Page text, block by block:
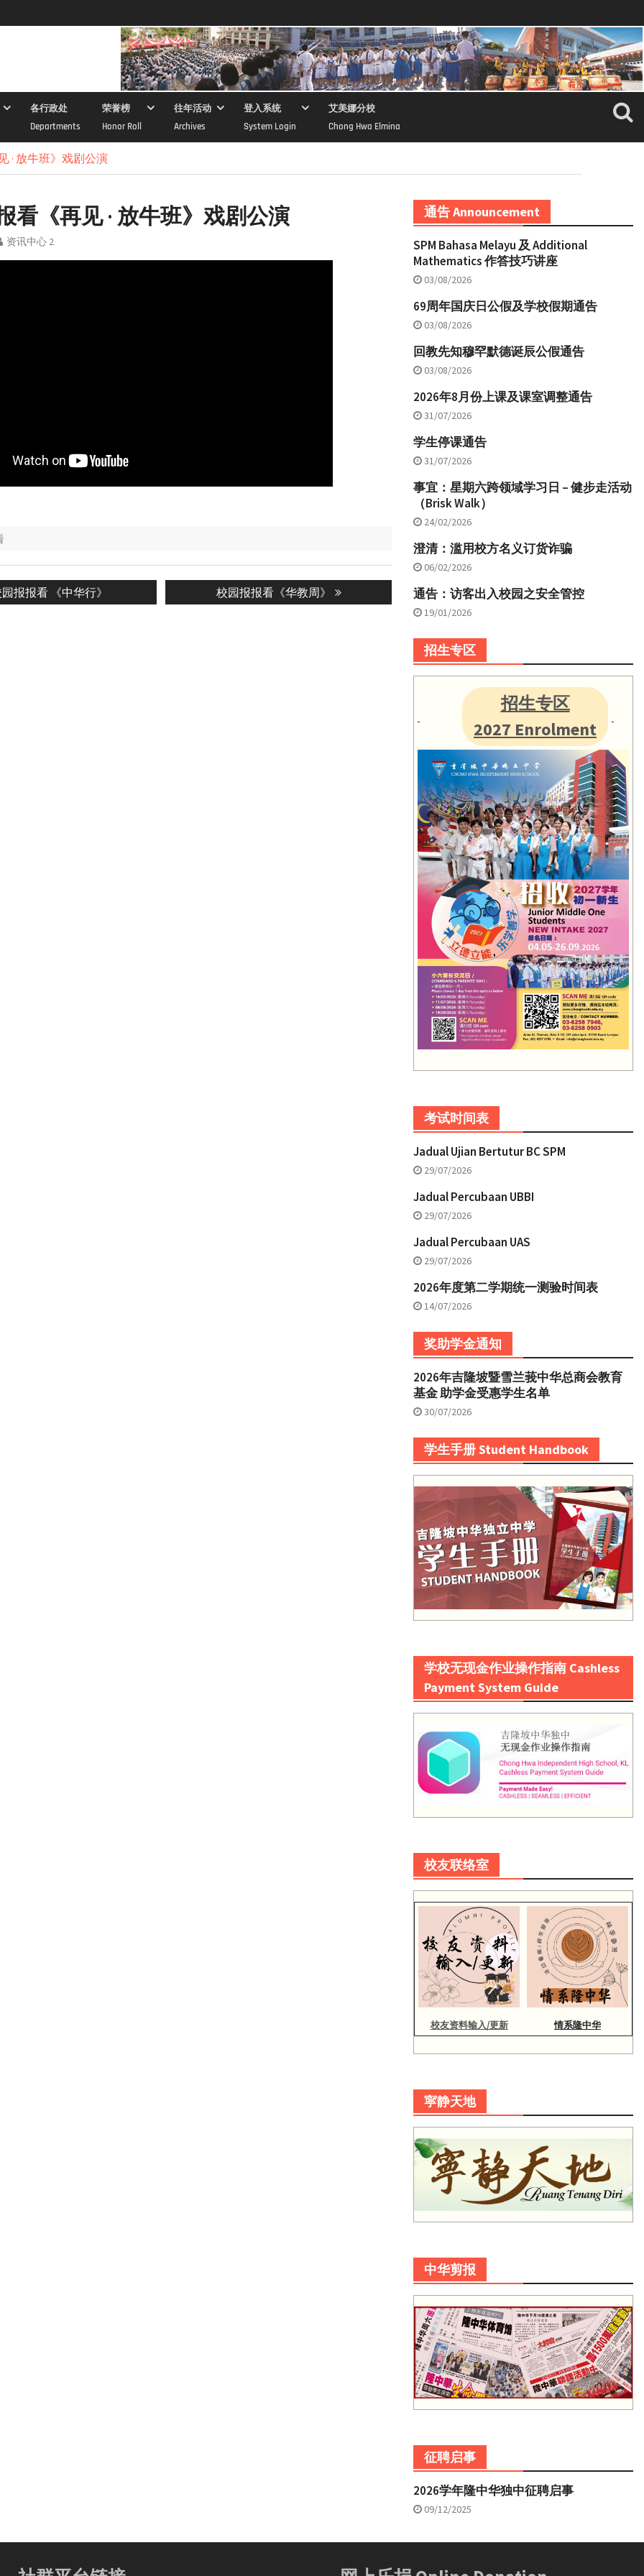
各行政处
Departments
荣誉榜
Honor Roll
往年活动
Archives
登入系统
System Login
艾美娜分校
Chong Hwa Elmina
· 放牛班》戏剧公演
看《再见 · 放牛班》戏剧公演
资讯中心 2
报报看 《中华行》
Next
post:
校园报报看《华教周》
通告 Announcement
SPM Bahasa Melayu 及 Additional
Mathematics 作答技巧讲座
03/08/2026
69周年国庆日公假及学校假期通告
03/08/2026
回教先知穆罕默德诞辰公假通告
03/08/2026
2026年8月份上课及课室调整通告
31/07/2026
学生停课通告
31/07/2026
事宜：星期六跨领域学习日 – 健步走活动
（Brisk Walk）
24/02/2026
澄清：滥用校方名义订货诈骗
06/02/2026
通告：访客出入校园之安全管控
19/01/2026
招生专区
招生专区
2027 Enrolment
考试时间表
Jadual Ujian Bertutur BC SPM
29/07/2026
Jadual Percubaan UBBI
29/07/2026
Jadual Percubaan UAS
29/07/2026
2026年度第二学期统一测验时间表
14/07/2026
奖助学金通知
2026年吉隆坡暨雪兰莪中华总商会教育
基金 助学金受惠学生名单
30/07/2026
学生手册 Student Handbook
学校无现金作业操作指南 Cashless
Payment System Guide
校友联络室
校友资料输入/更新 情系隆中华
寜静天地
中华剪报
征聘启事
2026学年隆中华独中征聘启事
09/12/2025